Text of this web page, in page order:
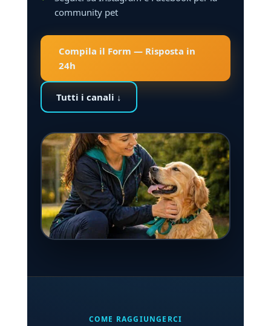
community pet
Compila il Form — Risposta in
24h
Tutti i canali ↓
COME RAGGIUNGERCI